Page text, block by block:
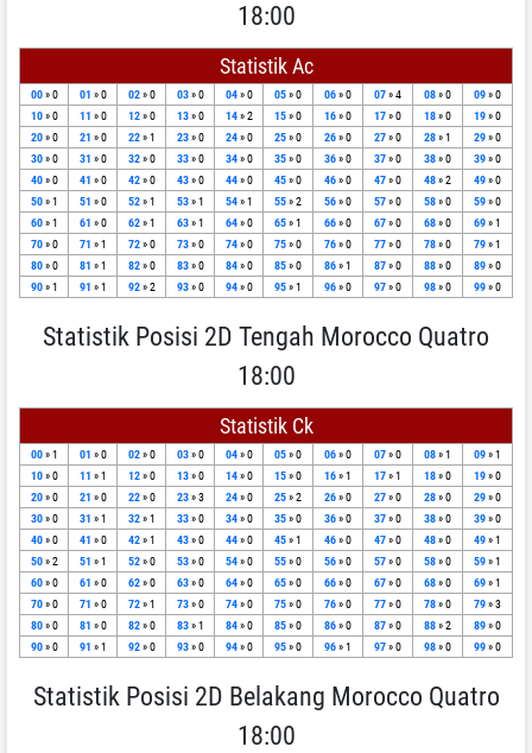
18:00
Statistik Ac
00» 0 01 » 0 02» 0 03» 0 04» 0 05» 0 06» 0 07» 4 08» 0 09» 0
10» 0 11 » 0 12» 0 13» 0 14» 2 15» 0 16» 0 17» 0 18» 0 19» 0
20» 0 21 » 0 22» 1 23» 0 24» 0 25» 0 26» 0 27» 0 28» 1 29» 0
30» 0 31 » 0 32» 0 33» 0 34» 0 35» 0 36» 0 37» 0 38» 0 39» 0
40» 0 41 » 0 42» 0 43» 0 44» 0 45» 0 46» 0 47» 0 48» 2 49» 0
50» 1 51 » 0 52» 1 53» 1 54» 1 55» 2 56» 0 57» 0 58» 0 59» 0
60» 1 61 » 0 62» 1 63» 1 64» 0 65» 1 66» 0 67» 0 68» 0 69» 1
70» 0 71 » 1 72» 0 73» 0 74» 0 75» 0 76» 0 77» 0 78» 0 79» 1
80» 0 81 » 1 82» 0 83» 0 84» 0 85» 0 86» 1 87» 0 88» 0 89» 0
90» 1 91 » 1 92» 2 93» 0 94» 0 95» 1 96» 0 97» 0 98» 0 99» 0
Statistik Posisi 2D Tengah Morocco Quatro
18:00
Statistik Ck
00» 1 01 » 0 02» 0 03» 0 04» 0 05» 0 06» 0 07» 0 08» 1 09» 1
10» 0 11 » 1 12» 0 13» 0 14» 0 15» 0 16» 1 17» 1 18» 0 19» 0
20» 0 21 » 0 22» 0 23» 3 24» 0 25» 2 26» 0 27» 0 28» 0 29» 0
30» 0 31 » 1 32» 1 33» 0 34» 0 35» 0 36» 0 37» 0 38» 0 39» 0
40» 0 41 » 0 42» 1 43» 0 44» 0 45» 1 46» 0 47» 0 48» 0 49» 1
50» 2 51 » 1 52» 0 53» 0 54» 0 55» 0 56» 0 57» 0 58» 0 59» 1
60» 0 61 » 0 62» 0 63» 0 64» 0 65» 0 66» 0 67» 0 68» 0 69» 1
70» 0 71 » 0 72» 1 73» 0 74» 0 75» 0 76» 0 77» 0 78» 0 79» 3
80» 0 81 » 0 82» 0 83» 1 84» 0 85» 0 86» 0 87» 0 88» 2 89» 0
90» 0 91 » 1 92» 0 93» 0 94» 0 95» 0 96» 1 97» 0 98» 0 99» 0
Statistik Posisi 2D Belakang Morocco Quatro
18:00